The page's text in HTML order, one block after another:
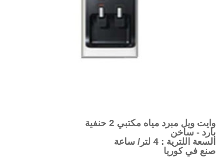
وايت ويل مبرد مياه مكتبي 2 حنفية
بارد - ساخن
السعة اللترية : 4 لتر/ ساعة
صنع في كوريا